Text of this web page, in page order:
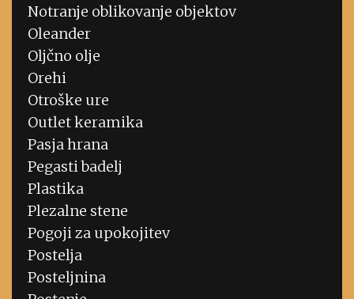
Notranje oblikovanje objektov
Oleander
Oljčno olje
Orehi
Otroške ure
Outlet keramika
Pasja hrana
Pegasti badelj
Plastika
Plezalne stene
Pogoji za upokojitev
Postelja
Posteljnina